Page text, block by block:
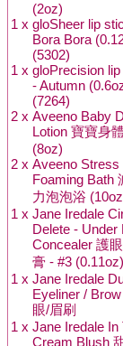
(2oz)
1 x gloSheer lip
Bora Bora
(5302)
1 x gloPrecision
- Autumn
(7264)
2 x Aveeno Baby
Lotion 寶寶身
(8oz)
2 x Aveeno Stress
Foaming Bath
力泡泡浴
1 x Jane Iredale
Delete - Under
Concealer 護
膏 - #3 (0.11oz)
1 x Jane Iredale
Eyeliner /
眼/眉刷
1 x Jane Iredale In
Cream Blush